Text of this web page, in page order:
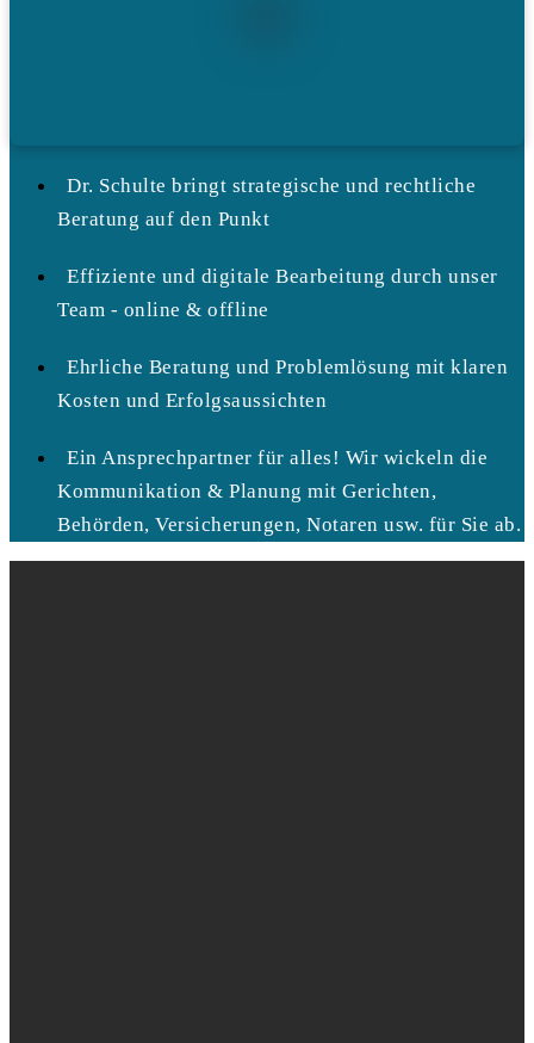
Dr. Schulte bringt strategische und rechtliche
Beratung auf den Punkt
Effiziente und digitale Bearbeitung durch unser
Team - online & offline
Ehrliche Beratung und Problemlösung mit klaren
Kosten und Erfolgsaussichten
Ein Ansprechpartner für alles! Wir wickeln die
Kommunikation & Planung mit Gerichten,
Behörden, Versicherungen, Notaren usw. für Sie ab.